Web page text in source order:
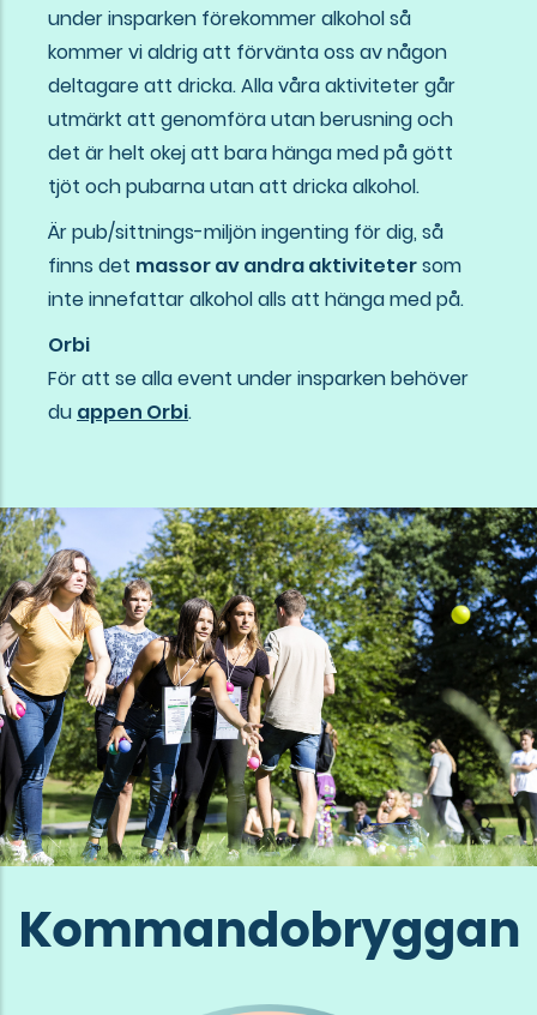
under insparken förekommer alkohol så
kommer vi aldrig att förvänta oss av någon
deltagare att dricka. Alla våra aktiviteter går
utmärkt att genomföra utan berusning och
det är helt okej att bara hänga med på gött
tjöt och pubarna utan att dricka alkohol.
Är pub/sittnings-miljön ingenting för dig, så
finns det massor av andra aktivitetersom
inte innefattar alkohol alls att hänga med på.
Orbi
För att se alla event under insparken behöver
du appen Orbi.
Kommandobryggan